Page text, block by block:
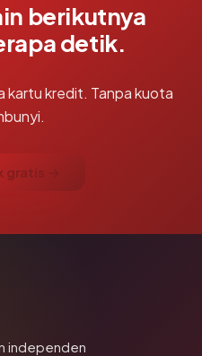
berikutnya
detik.
kartu kredit. Tanpa kuota
gratis →
independen